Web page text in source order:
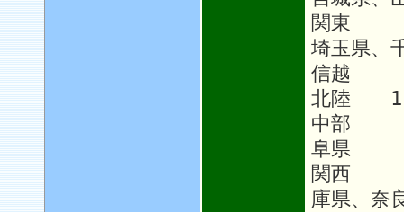
関東
埼玉県、
信越
北陸
中部
阜県
関西
庫県、奈